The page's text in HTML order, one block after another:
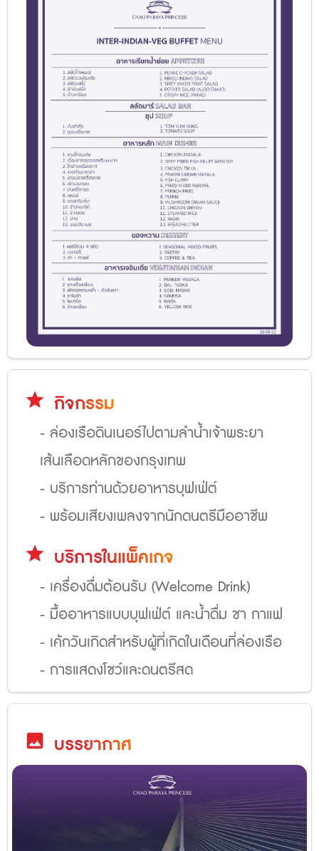
star กิจกรรม
- ล่องเรือดินเนอร์ไปตามลำน้ำเจ้าพระยา
เส้นเลือดหลักของกรุงเทพ
- บริการท่านด้วยอาหารบุฟเฟ่ต์
- พร้อมเสียงเพลงจากนักดนตรีมืออาชีพ
star บริการในแพ็คเกจ
- เครื่องดื่มต้อนรับ (Welcome Drink)
- มื้ออาหารแบบบุฟเฟ่ต์ และน้ำดื่ม ชา กาแฟ
- เค้กวันเกิดสำหรับผู้ที่เกิดในเดือนที่ล่องเรือ
- การแสดงโชว์และดนตรีสด
image บรรยากาศ